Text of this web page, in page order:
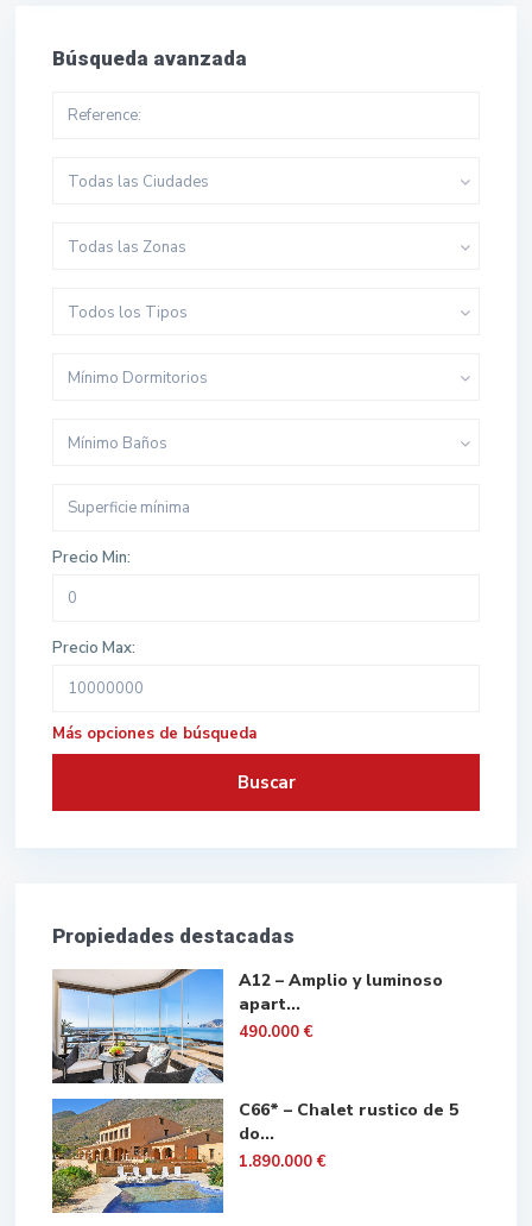
Búsqueda avanzada
Todas las Ciudades
Todas las Zonas
Todos los Tipos
Mínimo Dormitorios
Mínimo Baños
Precio Min:
Precio Max:
Más opciones de búsqueda
Buscar
Propiedades destacadas
A12 – Amplio y luminoso
apart...
490.000 €
C66* – Chalet rustico de 5
do...
1.890.000 €